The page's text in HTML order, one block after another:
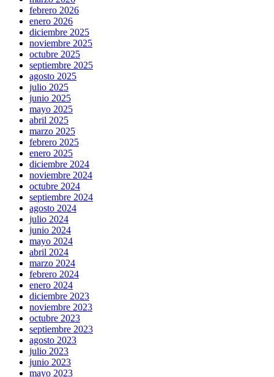
febrero 2026
enero 2026
diciembre 2025
noviembre 2025
octubre 2025
septiembre 2025
agosto 2025
julio 2025
junio 2025
mayo 2025
abril 2025
marzo 2025
febrero 2025
enero 2025
diciembre 2024
noviembre 2024
octubre 2024
septiembre 2024
agosto 2024
julio 2024
junio 2024
mayo 2024
abril 2024
marzo 2024
febrero 2024
enero 2024
diciembre 2023
noviembre 2023
octubre 2023
septiembre 2023
agosto 2023
julio 2023
junio 2023
mayo 2023